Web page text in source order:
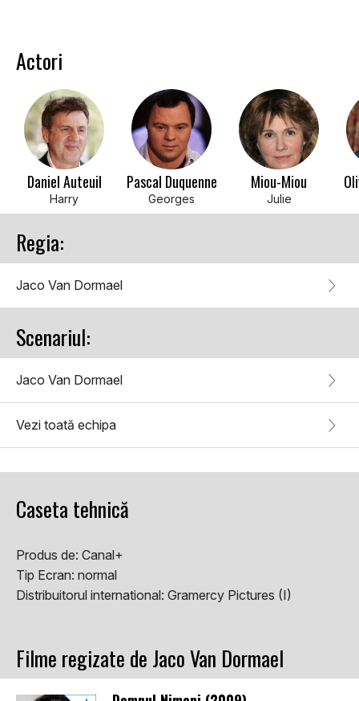
Actori
Daniel Auteuil
Harry
Pascal Duquenne
Georges
Miou-Miou
Julie
Regia:
Jaco Van Dormael
Scenariul:
Jaco Van Dormael
Vezi toată echipa
Caseta tehnică
Produs de: Canal+
Tip Ecran: normal
Distribuitorul international: Gramercy Pictures (I)
Filme regizate de Jaco Van Dormael